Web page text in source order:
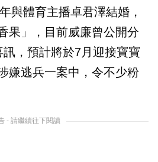
與體育主播卓君澤結婚，
果」，目前威廉曾公開分
，預計將於7月迎接寶寶
嫌逃兵一案中，令不少粉
- 請繼續往下閱讀